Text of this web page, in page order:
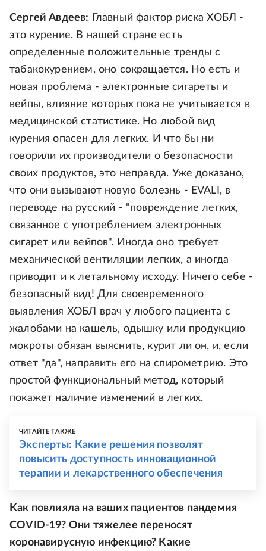
Сергей Авдеев: Главный фактор риска ХОБЛ -
это курение. В нашей стране есть
определенные положительные тренды с
табакокурением, оно сокращается. Но есть и
новая проблема - электронные сигареты и
вейпы, влияние которых пока не учитывается в
медицинской статистике. Но любой вид
курения опасен для легких. И что бы ни
говорили их производители о безопасности
своих продуктов, это неправда. Уже доказано,
что они вызывают новую болезнь - EVALI, в
переводе на русский - "повреждение легких,
связанное с употреблением электронных
сигарет или вейпов". Иногда оно требует
механической вентиляции легких, а иногда
приводит и к летальному исходу. Ничего себе -
безопасный вид! Для своевременного
выявления ХОБЛ врач у любого пациента с
жалобами на кашель, одышку или продукцию
мокроты обязан выяснить, курит ли он, и, если
ответ "да", направить его на спирометрию. Это
простой функциональный метод, который
покажет наличие изменений в легких.
ЧИТАЙТЕ ТАКЖЕ
Эксперты: Какие решения позволят
повысить доступность инновационной
терапии и лекарственного обеспечения
Как повлияла на ваших пациентов пандемия
COVID-19? Они тяжелее переносят
коронавирусную инфекцию? Какие